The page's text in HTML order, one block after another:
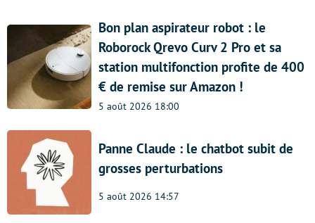
Bon plan aspirateur robot : le
Roborock Qrevo Curv 2 Pro et sa
station multifonction profite de 400
€ de remise sur Amazon !
5 août 2026 18:00
Panne Claude : le chatbot subit de
grosses perturbations
5 août 2026 14:57